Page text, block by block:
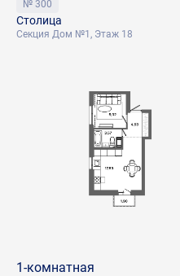
№ 300
Столица
Секция Дом №1, Этаж 18
1-комнатная